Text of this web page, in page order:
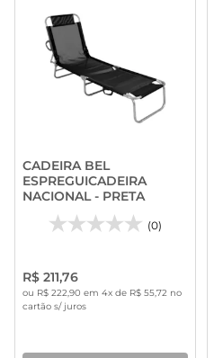
CADEIRA BEL
ESPREGUICADEIRA
NACIONAL - PRETA
(0)
R$ 211,76
ou R$ 222,90 em 4x de R$ 55,72 no
cartão s/ juros